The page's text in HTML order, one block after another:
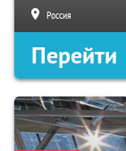
Россия
Перейти